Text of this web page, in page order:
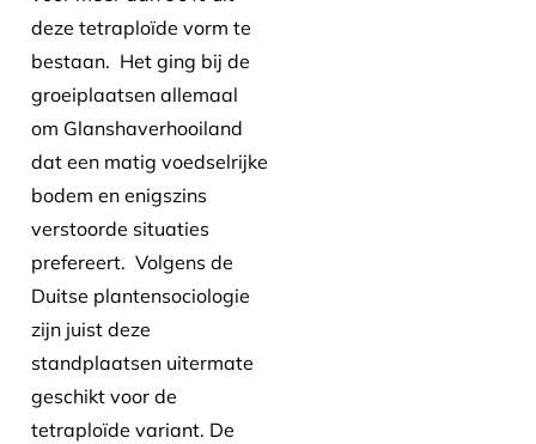
deze tetraploïde vorm te
bestaan. Het ging bij de
groeiplaatsen allemaal
om Glanshaverhooiland
dat een matig voedselrijke
bodem en enigszins
verstoorde situaties
prefereert. Volgens de
Duitse plantensociologie
zijn juist deze
standplaatsen uitermate
geschikt voor de
tetraploïde variant. De